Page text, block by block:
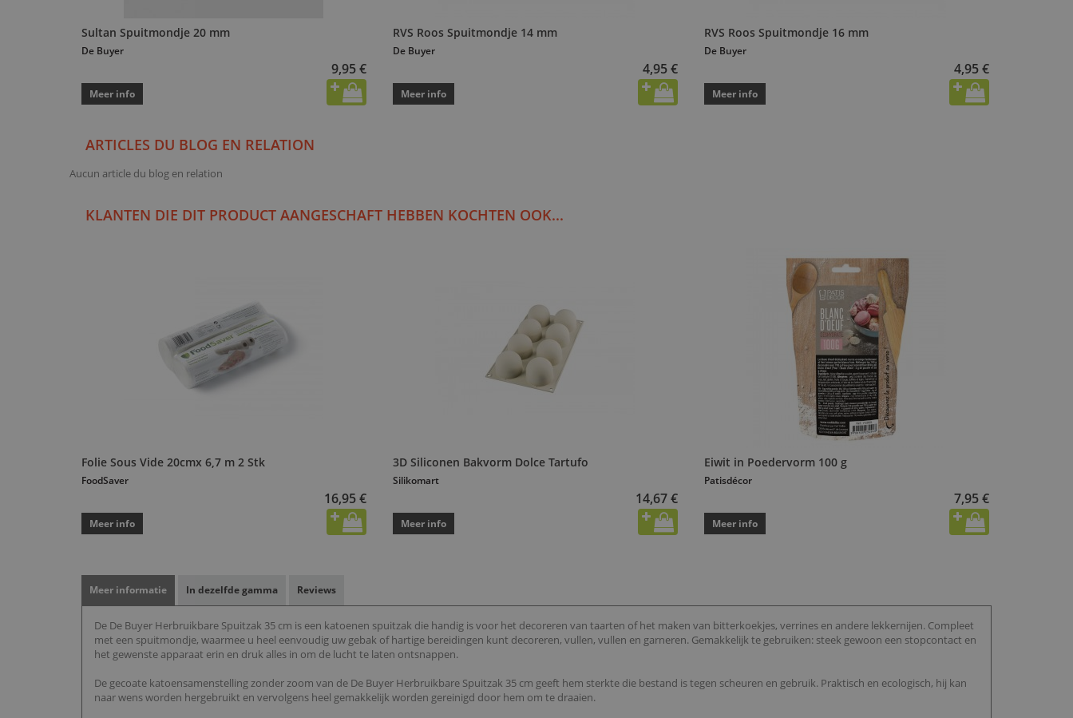
Sultan Spuitmondje 20 mm
De Buyer
9,95 €
Meer info
RVS Roos Spuitmondje 14 mm
De Buyer
4,95 €
Meer info
RVS Roos Spuitmondje 16 mm
De Buyer
4,95 €
Meer info
ARTICLES DU BLOG EN RELATION
Aucun article du blog en relation
KLANTEN DIE DIT PRODUCT AANGESCHAFT HEBBEN KOCHTEN OOK...
Folie Sous Vide 20cmx 6,7 m 2 Stk
FoodSaver
16,95 €
Meer info
3D Siliconen Bakvorm Dolce Tartufo
Silikomart
14,67 €
Meer info
Eiwit in Poedervorm 100 g
Patisdécor
7,95 €
Meer info
Meer informatie In dezelfde gamma Reviews
De De Buyer Herbruikbare Spuitzak 35 cm is een katoenen spuitzak die handig is voor het decoreren van taarten of het maken van bitterkoekjes, verrines en andere lekkernijen. Compleet
met een spuitmondje, waarmee u heel eenvoudig uw gebak of hartige bereidingen kunt decoreren, vullen, vullen en garneren. Gemakkelijk te gebruiken: steek gewoon een stopcontact en
het gewenste apparaat erin en druk alles in om de lucht te laten ontsnappen.
De gecoate katoensamenstelling zonder zoom van de De Buyer Herbruikbare Spuitzak 35 cm geeft hem sterkte die bestand is tegen scheuren en gebruik. Praktisch en ecologisch, hij kan
naar wens worden hergebruikt en vervolgens heel gemakkelijk worden gereinigd door hem om te draaien.